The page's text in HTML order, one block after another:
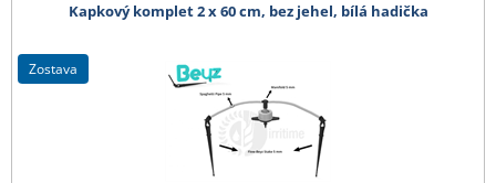
Kapkový komplet 2 x 60 cm, bez jehel, bílá hadička
zostava